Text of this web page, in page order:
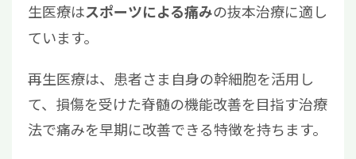
生医療はスポーツによる痛みの抜本治療に適し
ています。
再生医療は、患者さま自身の幹細胞を活用し
て、損傷を受けた脊髄の機能改善を目指す治療
法で痛みを早期に改善できる特徴を持ちます。